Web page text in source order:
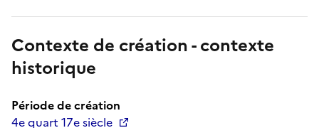
Contexte de création - contexte
historique
Période de création
4e quart 17e siècle